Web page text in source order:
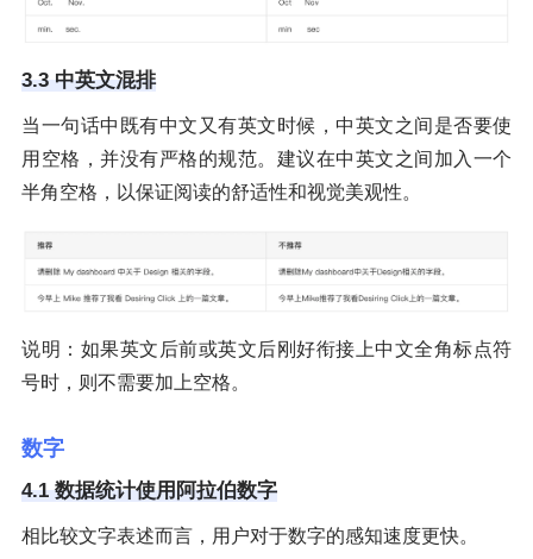
3.3 中英文混排
当一句话中既有中文又有英文时候，中英文之间是否要使
用空格，并没有严格的规范。建议在中英文之间加入一个
半角空格，以保证阅读的舒适性和视觉美观性。
说明：如果英文后前或英文后刚好衔接上中文全角标点符
号时，则不需要加上空格。
数字
4.1 数据统计使用阿拉伯数字
相比较文字表述而言，用户对于数字的感知速度更快。